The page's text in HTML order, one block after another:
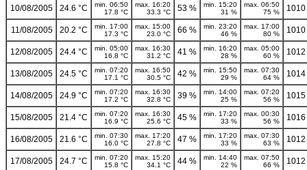
10/08/2005 24.6 °C
min. 06:50
17.8 °C
max. 16:20
33.3 °C
53 %
min. 15:20
31 %
max. 06:50
75 %
11/08/2005 20.2 °C
min. 17:00
17.3 °C
max. 15:00
23.0 °C
66 %
min. 23:20
46 %
max. 17:00
80 %
12/08/2005 24.4 °C
min. 05:00
16.8 °C
max. 16:30
31.2 °C
41 %
min. 16:20
28 %
max. 05:00
60 %
13/08/2005 24.5 °C
min. 07:20
17.1 °C
max. 16:50
30.5 °C
42 %
min. 15:50
29 %
max. 07:30
64 %
14/08/2005 24.9 °C
min. 07:20
17.2 °C
max. 16:30
32.8 °C
39 %
min. 14:00
25 %
max. 07:20
56 %
15/08/2005 21.4 °C
min. 07:20
16.9 °C
max. 16:30
25.6 °C
45 %
min. 17:20
33 %
max. 00:30
56 %
16/08/2005 21.6 °C
min. 07:30
16.0 °C
max. 17:20
27.8 °C
47 %
min. 17:20
33 %
max. 07:30
63 %
17/08/2005 24.7 °C
min. 07:20
15.8 °C
max. 15:20
34.1 °C
44 %
min. 14:40
22 %
max. 07:50
66 %